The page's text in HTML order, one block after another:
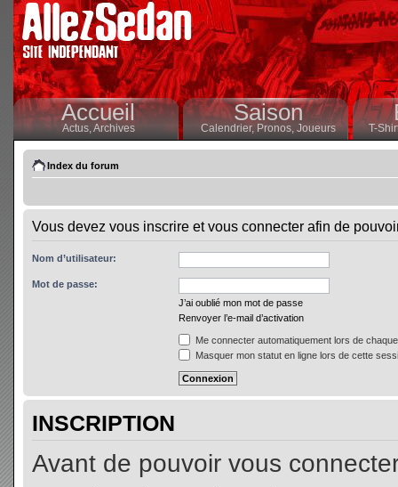
Accueil
Actus,Archives
Saison
Calendrier,Pronos, Joueurs T-
Index du forum
Vous devez vous inscrire et vous connecter afin de
Nom d’utilisateur:
Mot de passe:
J’ai oublié mon mot de passe
Renvoyer l’e-mail d’activation
Me connecter automatiquement lors de
Masquer mon statut en ligne lors de cette
INSCRIPTION
Avant de pouvoir vous